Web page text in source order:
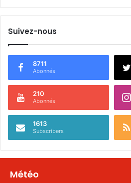
Suivez-nous
8711
Abonnés
210
Abonnés
1613
Subscribers
Météo